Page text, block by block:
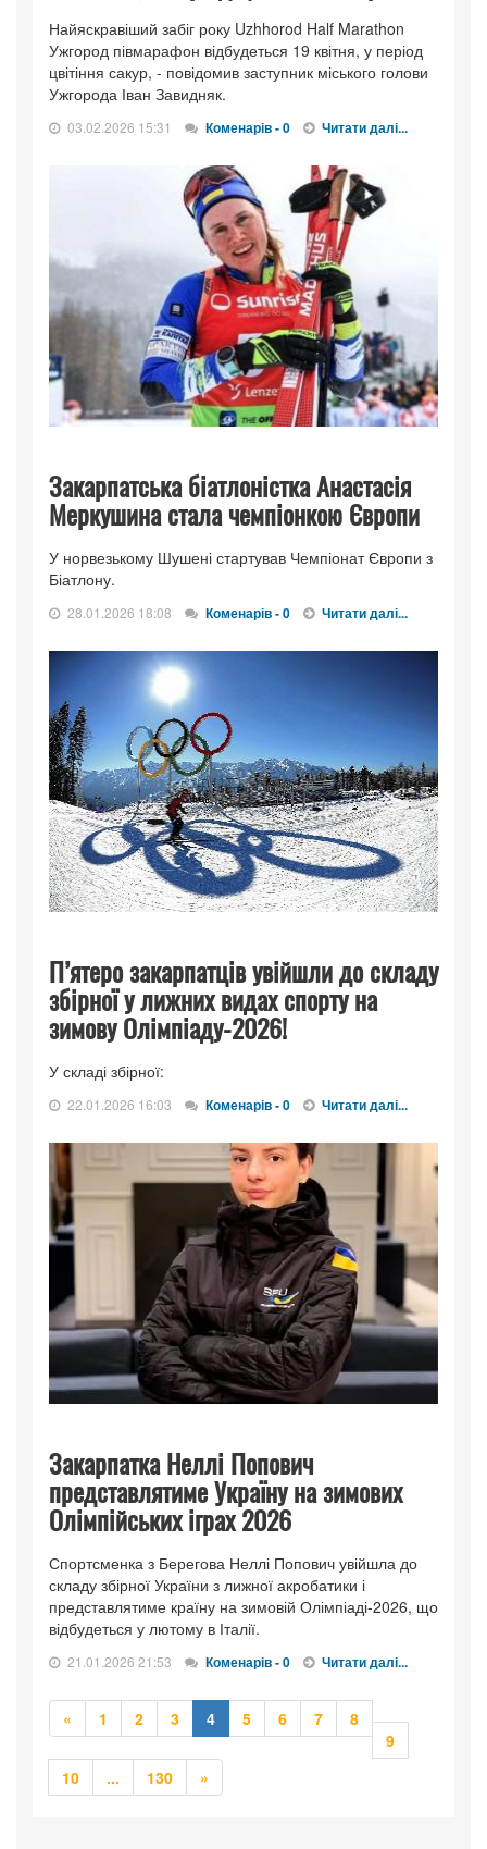
Найяскравіший забіг року Uzhhorod Half Marathon
Ужгород півмарафон відбудеться 19 квітня, у період
цвітіння сакур, - повідомив заступник міського голови
Ужгорода Іван Завидняк.
03.02.2026 15:31 Коменарів - 0 Читати далі...
Закарпатська біатлоністка Анастасія
Меркушина стала чемпіонкою Європи
У норвезькому Шушені стартував Чемпіонат Європи з
Біатлону.
28.01.2026 18:08 Коменарів - 0 Читати далі...
П’ятеро закарпатців увійшли до складу
збірної у лижних видах спорту на
зимову Олімпіаду-2026!
У складі збірної:
22.01.2026 16:03 Коменарів - 0 Читати далі...
Закарпатка Неллі Попович
представлятиме Україну на зимових
Олімпійських іграх 2026
Спортсменка з Берегова Неллі Попович увійшла до
складу збірної України з лижної акробатики і
представлятиме країну на зимовій Олімпіаді-2026, що
відбудеться у лютому в Італії.
21.01.2026 21:53 Коменарів - 0 Читати далі...
« Попередня
1 2 3 4 5 6 7
8
9
10
... Попередня
130 »